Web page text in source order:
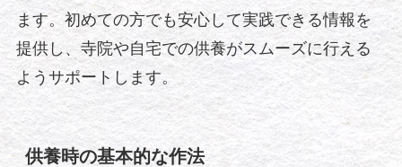
ます。初めての方でも安心して実践できる情報を
提供し、寺院や自宅での供養がスムーズに行える
ようサポートします。
供養時の基本的な作法